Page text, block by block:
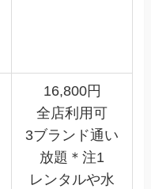
16,800円
全店利用可
3ブランド通い
放題＊注1
レンタルや水